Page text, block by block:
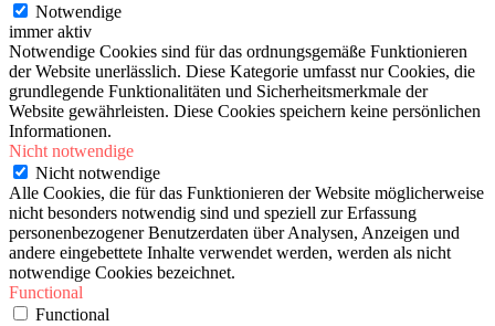
Notwendige
immer aktiv
Notwendige Cookies sind für das ordnungsgemäße Funktionieren
der Website unerlässlich. Diese Kategorie umfasst nur Cookies, die
grundlegende Funktionalitäten und Sicherheitsmerkmale der
Website gewährleisten. Diese Cookies speichern keine persönlichen
Informationen.
Nicht notwendige
Nicht notwendige
Alle Cookies, die für das Funktionieren der Website möglicherweise
nicht besonders notwendig sind und speziell zur Erfassung
personenbezogener Benutzerdaten über Analysen, Anzeigen und
andere eingebettete Inhalte verwendet werden, werden als nicht
notwendige Cookies bezeichnet.
Functional
Functional